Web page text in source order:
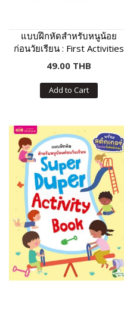
แบบฝึกหัดสำหรับหนูน้อย
ก่อนวัยเรียน : First Activities
For Preschool Kids
49.00 THB
Add to Cart